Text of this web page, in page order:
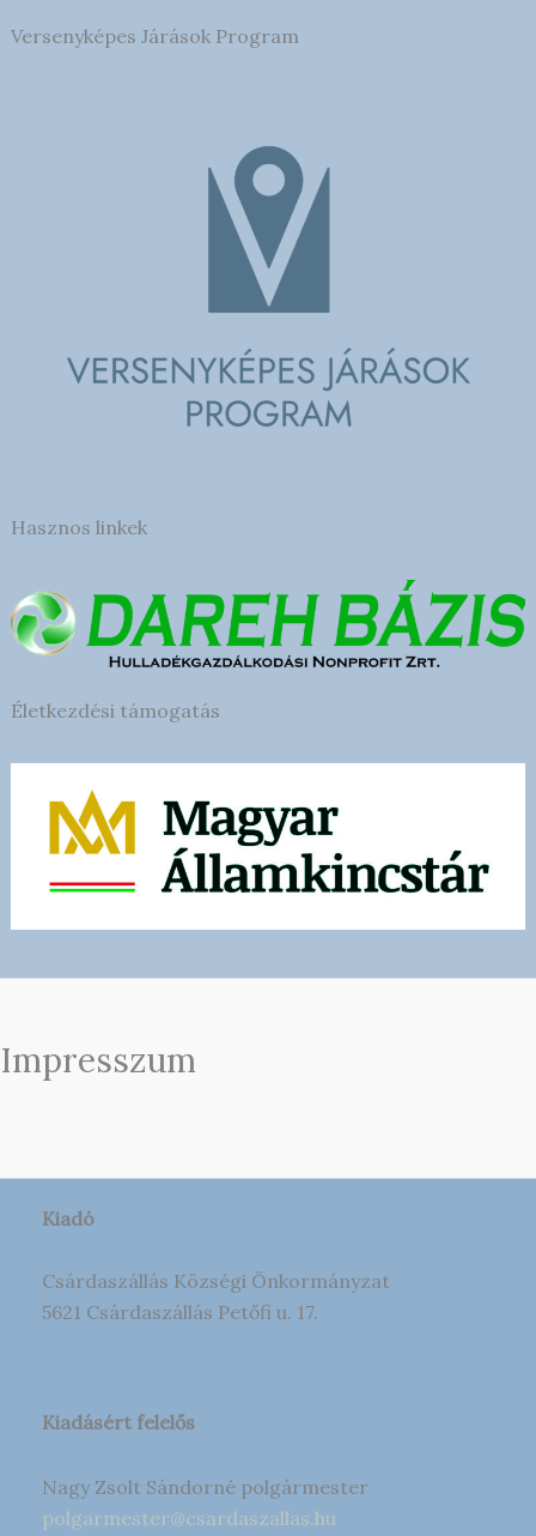
Versenyképes Járások Program
Hasznos linkek
Életkezdési támogatás
Impresszum
Kiadó
Csárdaszállás Községi Önkormányzat
5621 Csárdaszállás Petőfi u. 17.
Kiadásért felelős
Nagy Zsolt Sándorné polgármester
polgarmester@csardaszallas.hu